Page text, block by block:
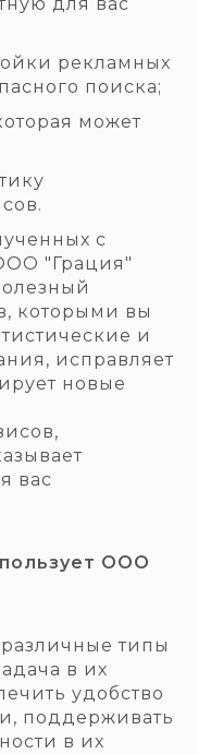
рекламных
поиска;
может
с
"Грация"
которыми вы
и
исправляет
новые
вас
ООО
типы
в их
удобство
поддерживать
в их